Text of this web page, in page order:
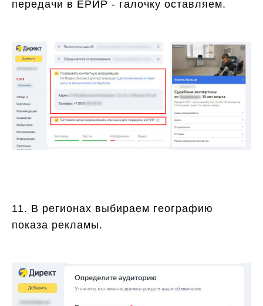
передачи в ЕРИР - галочку оставляем.
11. В регионах выбираем географию
показа рекламы.